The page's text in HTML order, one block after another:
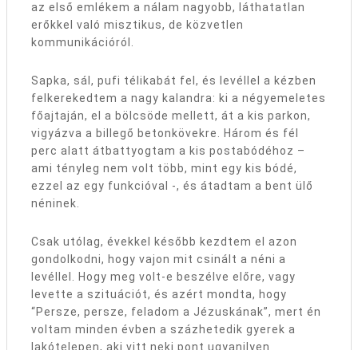
az első emlékem a nálam nagyobb, láthatatlan
erőkkel való misztikus, de közvetlen
kommunikációról.
Sapka, sál, pufi télikabát fel, és levéllel a kézben
felkerekedtem a nagy kalandra: ki a négyemeletes
főajtaján, el a bölcsöde mellett, át a kis parkon,
vigyázva a billegő betonkövekre. Három és fél
perc alatt átbattyogtam a kis postabódéhoz –
ami tényleg nem volt több, mint egy kis bódé,
ezzel az egy funkcióval -, és átadtam a bent ülő
néninek.
Csak utólag, évekkel később kezdtem el azon
gondolkodni, hogy vajon mit csinált a néni a
levéllel. Hogy meg volt-e beszélve előre, vagy
levette a szituációt, és azért mondta, hogy
“Persze, persze, feladom a Jézuskának”, mert én
voltam minden évben a százhetedik gyerek a
lakótelepen, aki vitt neki pont ugyanilyen